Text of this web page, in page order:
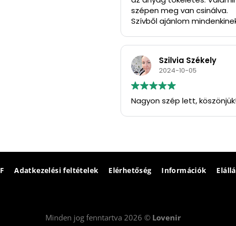
szépen meg van csinálva.
Szívből ajánlom
Szilvia Székely
2024-10-05
Nagyon szép lett,
Adatkezelési feltételek Elérhetőség Információk
Minden jog fenntartva 2026 © Lovenir